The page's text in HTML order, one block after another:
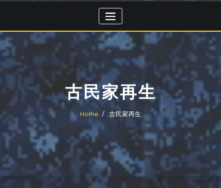
古民家再生
Home 古民家再生